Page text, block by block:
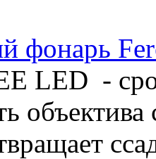
фонарь
LED -